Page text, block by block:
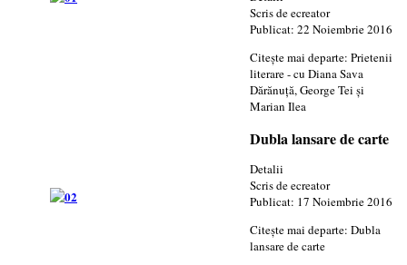
Scris deecreator
Publicat: 22 Noiembrie 2016
Citește mai departe: Prietenii
literare - cu Diana Sava
Dărănuţă, George Tei şi
Marian Ilea
Dubla lansare de carte
Detalii
Scris deecreator
Publicat: 17 Noiembrie 2016
Citește mai departe: Dubla
lansare de carte